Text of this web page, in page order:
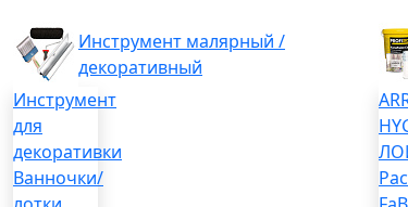
Инструмент малярный /
декоративный
Инструмент
для
декоративки
Ванночки/